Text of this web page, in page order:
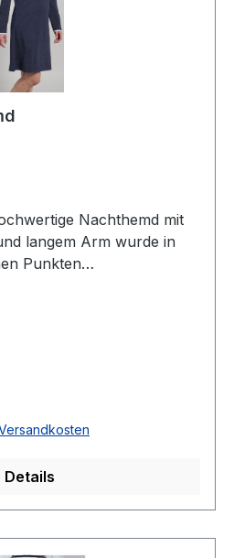
Nachthemd mit
langem Arm wurde in
Punkten
Nr.: 250034-
Details